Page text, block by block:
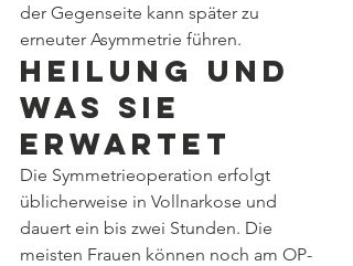
der Gegenseite kann später zu
erneuter Asymmetrie führen.
Heilung und
was Sie
erwartet
Die Symmetrieoperation erfolgt
üblicherweise in Vollnarkose und
dauert ein bis zwei Stunden. Die
meisten Frauen können noch am OP-